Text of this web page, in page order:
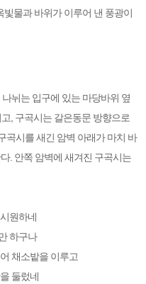
물과 바위가 이루어 낸 풍광이
뉘는 입구에 있는 마당바위 옆
, 구곡시는 갈은동문 방향으로
곡시를 새긴 암벽 아래가 마치 바
. 안쪽 암벽에 새겨진 구곡시는
원하네
하구나
채소밭을 이루고
둘렀네